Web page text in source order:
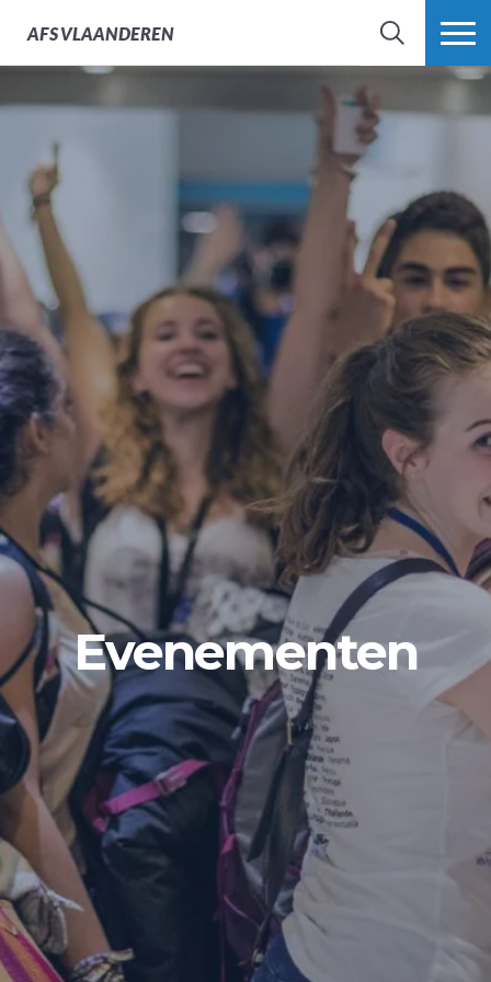
AFSVLAANDEREN
ZOEK MEER
Evenementen